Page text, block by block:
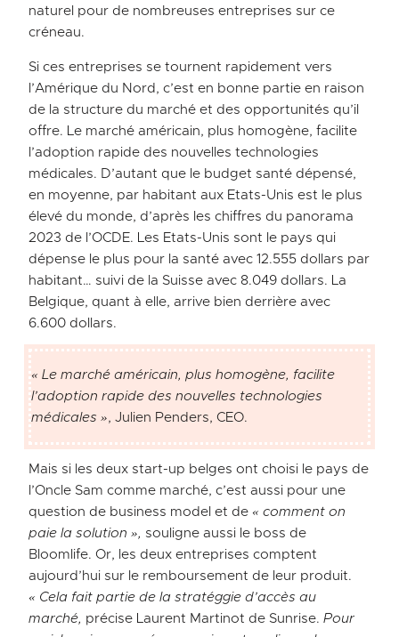
naturel pour de nombreuses entreprises sur ce
créneau.
Si ces entreprises se tournent rapidement vers
l’Amérique du Nord, c’est en bonne partie en raison
de la structure du marché et des opportunités qu’il
offre. Le marché américain, plus homogène, facilite
l’adoption rapide des nouvelles technologies
médicales. D’autant que le budget santé dépensé,
en moyenne, par habitant aux Etats-Unis est le plus
élevé du monde, d’après les chiffres du panorama
2023 de l’OCDE. Les Etats-Unis sont le pays qui
dépense le plus pour la santé avec 12.555 dollars par
habitant… suivi de la Suisse avec 8.049 dollars. La
Belgique, quant à elle, arrive bien derrière avec
6.600 dollars.
« Le marché américain, plus homogène, facilite
l’adoption rapide des nouvelles technologies
médicales », Julien Penders, CEO.
Mais si les deux start-up belges ont choisi le pays de
l’Oncle Sam comme marché, c’est aussi pour une
question de business model et de « comment on
paie la solution », souligne aussi le boss de
Bloomlife. Or, les deux entreprises comptent
aujourd’hui sur le remboursement de leur produit.
« Cela fait partie de la stratéggie d’accès au
marché, précise Laurent Martinot de Sunrise. Pour